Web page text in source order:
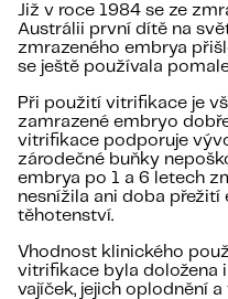
Již v roce 1984 se ze
Austrálii první dítě na
zmrazeného embrya
se ještě používala
Při použití vitrifikace je
zamrazené embryo
vitrifikace podporuje
zárodečné buňky
embrya po 1 a 6 letech
nesnížila ani doba přežití
těhotenství.
Vhodnost klinického
vitrifikace byla doložena
vajíček, jejich oplodnění